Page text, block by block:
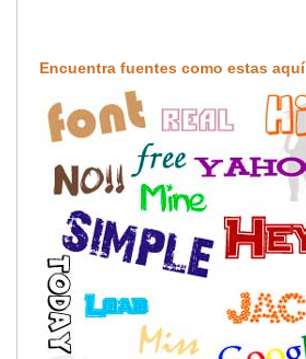
Encuentra fuentes como estas aquí